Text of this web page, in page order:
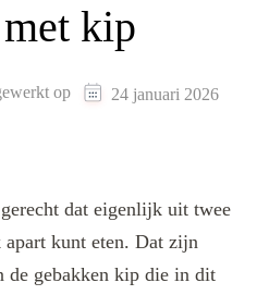
kip
op 24 januari 2026
dat eigenlijk uit twee
apart kunt eten. Dat zijn
de gebakken kip die in dit